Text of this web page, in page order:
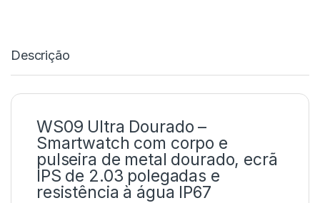
Descrição
WS09 Ultra Dourado –
Smartwatch com corpo e
pulseira de metal dourado, ecrã
IPS de 2.03 polegadas e
resistência à água IP67